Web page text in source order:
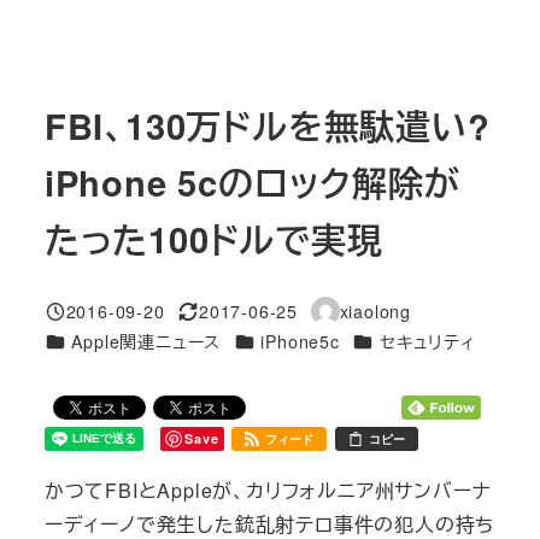
FBI、130万ドルを無駄遣い?
iPhone 5cのロック解除が
たった100ドルで実現
投稿日
2016-09-20
更新日
2017-06-25
著
者
xiaolong
カテゴリー
Apple関連ニュース カテゴリー
iPhone5c カテゴリー
セキュリティ
Save フィード コピー
かつてFBIとAppleが、カリフォルニア州サンバーナ
ーディーノで発生した銃乱射テロ事件の犯人の持ち